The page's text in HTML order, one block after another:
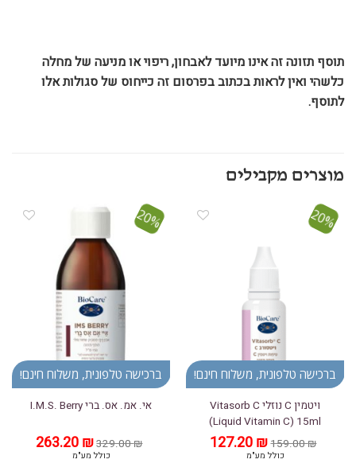
תוסף תזונה זה אינו מיועד לאבחון, ריפוי או מניעה של מחלה
כלשהי ואין לראות בכתוב בפרסום זה כייחוס של סגולות אלו
לתוסף.
20%
ברכישה טלפונית, משלוח חינם!
ויטמין C נוזלי Vitasorb C
(Liquid Vitamin C) 15ml
159.00₪ המחיר
המקורי
היה:
127.20₪ המחיר
כולל מע"מ
20%
ברכישה טלפונית, משלוח חינם!
אי. אמ. אס. ברי I.M.S. Berry
329.00₪ המחיר
המקורי
היה:
263.20₪ המחיר
הנוכחי כולל מע"מ